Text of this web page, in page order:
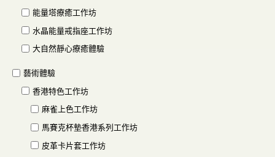
能量塔療癒工作坊
水晶能量戒指座工作坊
大自然靜心療癒體驗
藝術體驗
香港特色工作坊
麻雀上色工作坊
馬賽克杯墊香港系列工作坊
皮革卡片套工作坊